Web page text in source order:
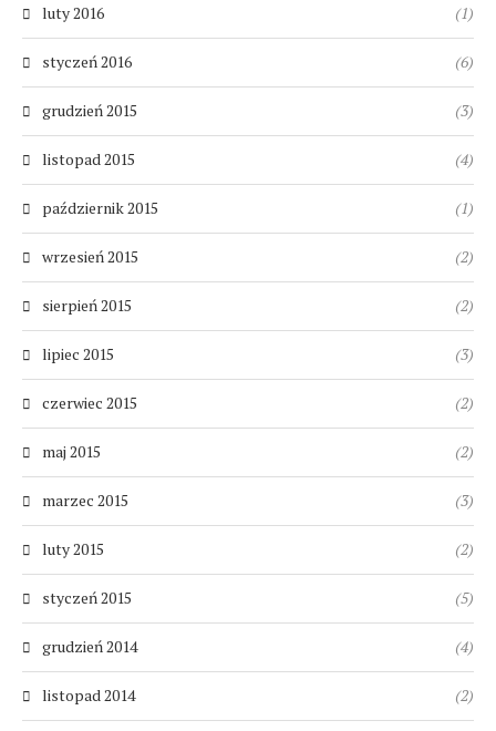
luty 2016 (1)
styczeń 2016 (6)
grudzień 2015 (3)
listopad 2015 (4)
październik 2015 (1)
wrzesień 2015 (2)
sierpień 2015 (2)
lipiec 2015 (3)
czerwiec 2015 (2)
maj 2015 (2)
marzec 2015 (3)
luty 2015 (2)
styczeń 2015 (5)
grudzień 2014 (4)
listopad 2014 (2)